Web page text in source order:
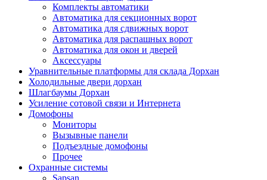
Комплекты автоматики
Автоматика для секционных ворот
Автоматика для сдвижных ворот
Автоматика для распашных ворот
Автоматика для окон и дверей
Аксессуары
Уравнительные платформы для склада Дорхан
Холодильные двери дорхан
Шлагбаумы Дорхан
Усиление сотовой связи и Интернета
Домофоны
Мониторы
Вызывные панели
Подъездные домофоны
Прочее
Охранные системы